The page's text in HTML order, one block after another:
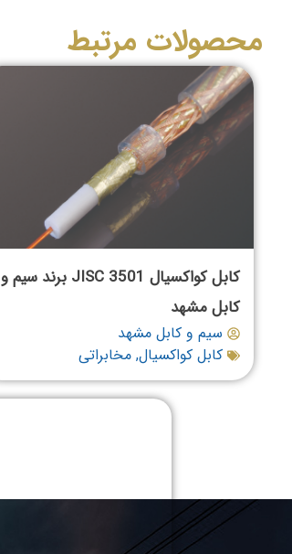
محصولات مرتبط
کابل کواکسیال JISC 3501 برند سیم و
کابل مشهد
سیم و کابل مشهد
کابل کواکسیال, مخابراتی